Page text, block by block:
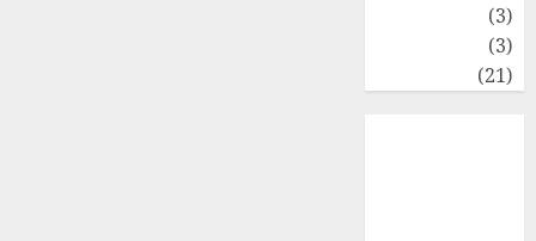
(3)
(3)
(21)